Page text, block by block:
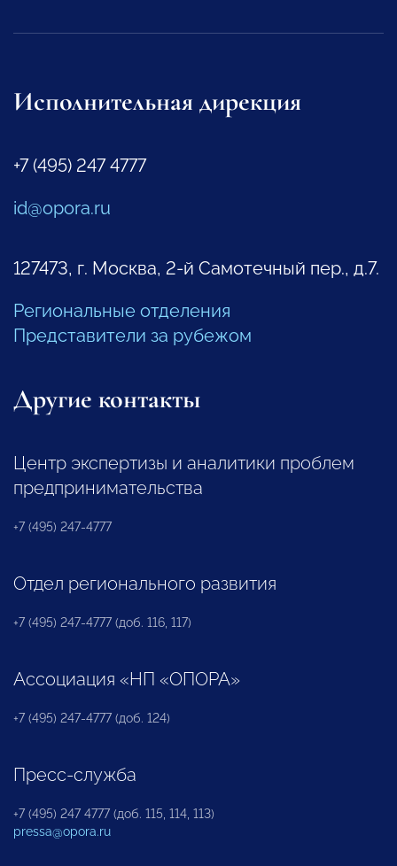
Исполнительная дирекция
+7 (495) 247 4777
id@opora.ru
127473, г. Москва, 2-й Самотечный пер., д.7.
Региональные отделения
Представители за рубежом
Другие контакты
Центр экспертизы и аналитики проблем
предпринимательства
+7 (495) 247-4777
Отдел регионального развития
+7 (495) 247-4777 (доб. 116, 117)
Ассоциация «НП «ОПОРА»
+7 (495) 247-4777 (доб. 124)
Пресс-служба
+7 (495) 247 4777 (доб. 115, 114, 113)
pressa@opora.ru